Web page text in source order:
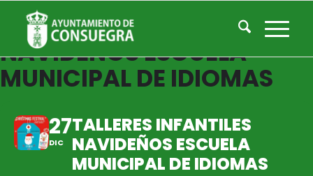
TALLERES INFANTILES
NAVIDEÑOS ESCUELA
MUNICIPAL DE IDIOMAS
27
DIC
TALLERES INFANTILES
NAVIDEÑOS ESCUELA
MUNICIPAL DE IDIOMAS